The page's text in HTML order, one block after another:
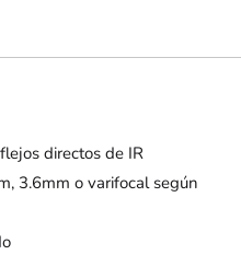
directos de IR
3.6mm o varifocal según